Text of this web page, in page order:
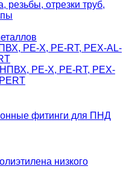
резьбы, отрезки труб,
PE-X, PE-RT, PEX-AL-
PE-X, PE-RT, PEX-
фитинги для ПНД
низкого